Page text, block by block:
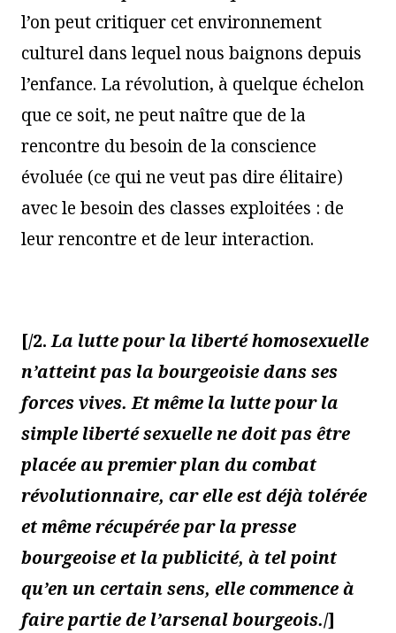
l’on peut critiquer cet environnement
culturel dans lequel nous baignons depuis
l’enfance. La révolution, à quelque échelon
que ce soit, ne peut naître que de la
rencontre du besoin de la conscience
évoluée (ce qui ne veut pas dire élitaire)
avec le besoin des classes exploitées : de
leur rencontre et de leur interaction.
[/2.La lutte pour la liberté homosexuelle
n’atteint pas la bourgeoisie dans ses
forces vives. Et même la lutte pour la
simple liberté sexuelle ne doit pas être
placée au premier plan du combat
révolutionnaire, car elle est déjà tolérée
et même récupérée par la presse
bourgeoise et la publicité, à tel point
qu’en un certain sens, elle commence à
faire partie de l’arsenal bourgeois./]